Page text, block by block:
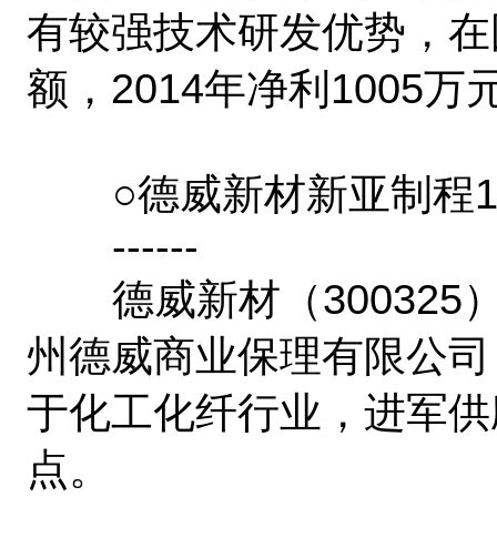
有较强技术研发优势，
额，2014年净利1005万
○德威新材新亚制程1
------
德威新材（300325）
州德威商业保理有限公
于化工化纤行业，进军
点。